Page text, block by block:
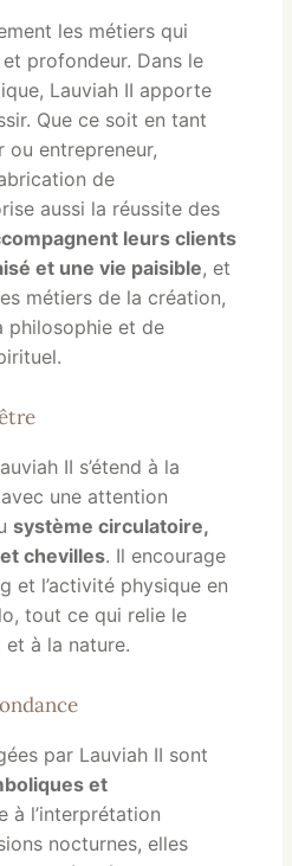
les métiers qui
profondeur. Dans le
Lauviah II apporte
Que ce soit en tant
ou entrepreneur,
de
aussi la réussite des
leurs clients
et une vie paisible, et
métiers de la création,
philosophie et de
II s’étend à la
une attention
système circulatoire,
chevilles. Il encourage
et l’activité physique en
tout ce qui relie le
à la nature.
par Lauviah II sont
et
à l’interprétation
nocturnes, elles